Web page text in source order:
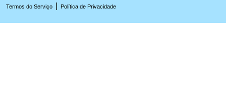
Termos do Serviço Política de Privacidade